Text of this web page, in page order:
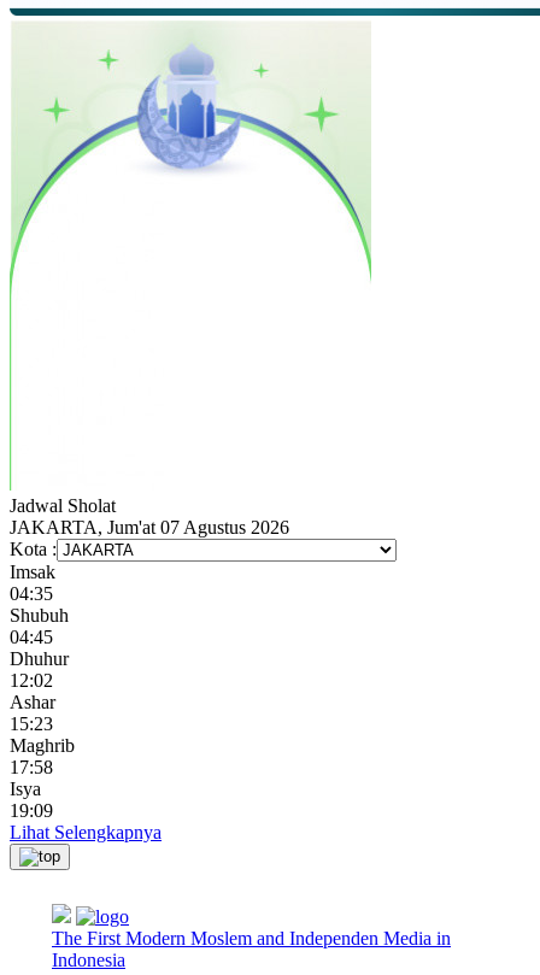
Jadwal Sholat
JAKARTA, Jum'at 07 Agustus 2026
Kota :
Imsak
04:35
Shubuh
04:45
Dhuhur
12:02
Ashar
15:23
Maghrib
17:58
Isya
19:09
Lihat Selengkapnya
The First Modern Moslem and Independen Media in
Indonesia